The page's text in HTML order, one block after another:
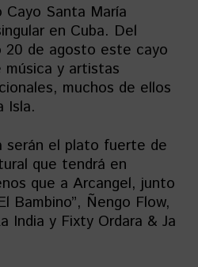
Santa María
en Cuba. Del
20 de agosto este cayo
música y artistas
muchos de ellos
Isla.
serán el plato fuerte de
que tendrá en
que a Arcangel, junto
Bambino”, Ñengo Flow,
India y Fixty Ordara & Ja